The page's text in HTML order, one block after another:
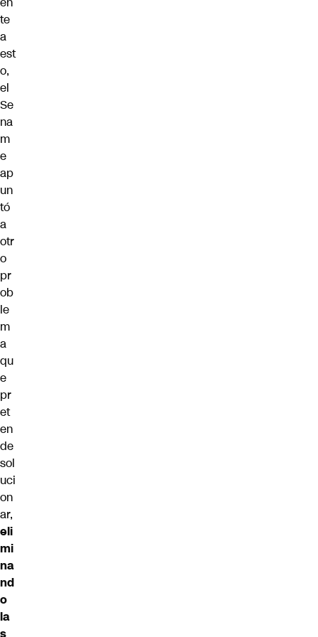
te
a
est
o,
el
Se
na
m
e
ap
un
tó
a
otr
o
pr
ob
le
m
a
qu
e
pr
et
en
de
sol
uci
on
ar,
eli
mi
na
nd
o
la
s